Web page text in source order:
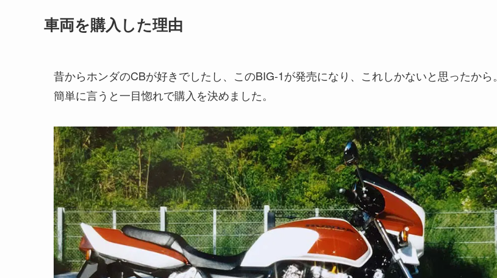
車両を購入した理由
昔からホンダのCBが好きでしたし、このBIG-1が発売になり、これしかないと思ったから。
簡単に言うと一目惚れで購入を決めました。